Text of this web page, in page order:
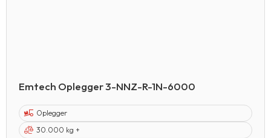
Emtech Oplegger 3-NNZ-R-1N-6000
Oplegger
30.000 kg +